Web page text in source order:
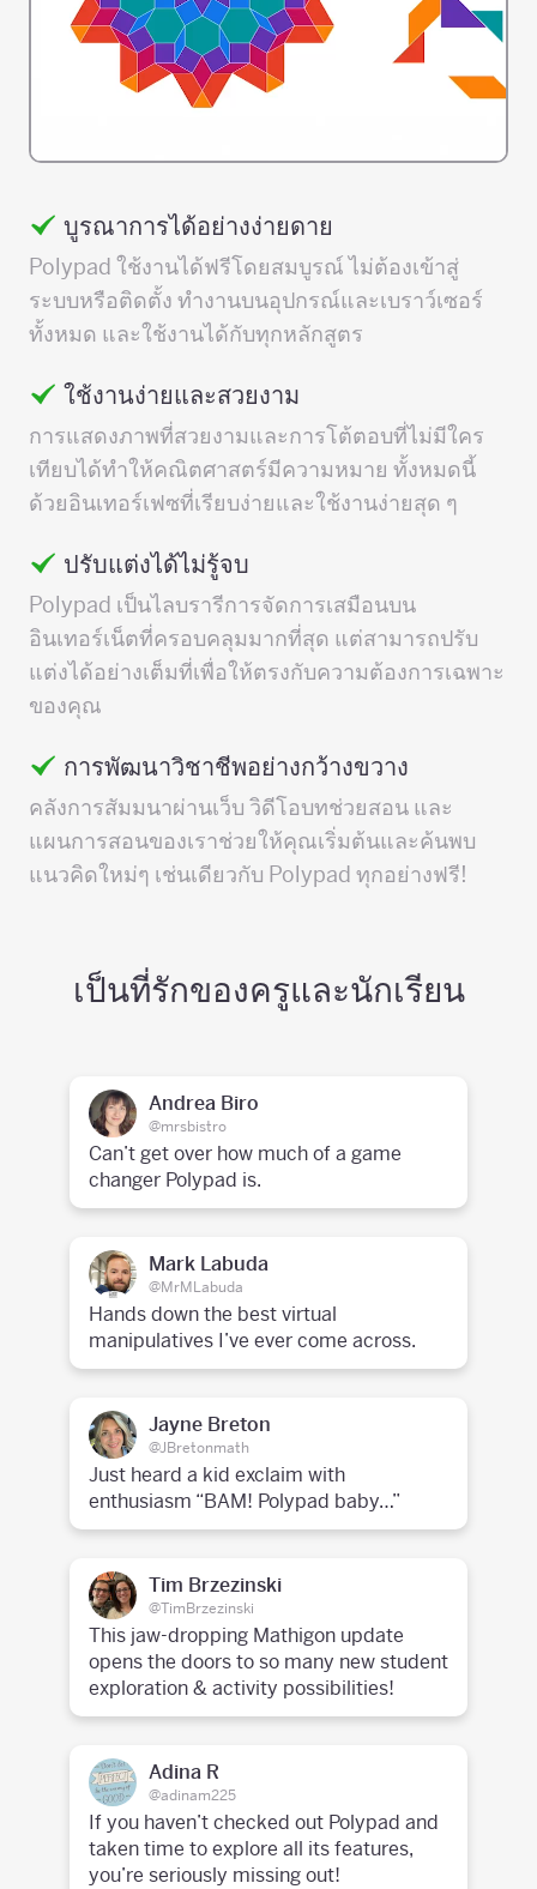
บูรณาการได้อย่างง่ายดาย
Polypad ใช้งานได้ฟรีโดยสมบูรณ์ ไม่ต้องเข้าสู่
ระบบหรือติดตั้ง ทำงานบนอุปกรณ์และเบราว์เซอร์
ทั้งหมด และใช้งานได้กับทุกหลักสูตร
ใช้งานง่ายและสวยงาม
การแสดงภาพที่สวยงามและการโต้ตอบที่ไม่มีใคร
เทียบได้ทำให้คณิตศาสตร์มีความหมาย ทั้งหมดนี้
ด้วยอินเทอร์เฟซที่เรียบง่ายและใช้งานง่ายสุด ๆ
ปรับแต่งได้ไม่รู้จบ
Polypad เป็นไลบรารีการจัดการเสมือนบน
อินเทอร์เน็ตที่ครอบคลุมมากที่สุด แต่สามารถปรับ
แต่งได้อย่างเต็มที่เพื่อให้ตรงกับความต้องการเฉพาะ
ของคุณ
การพัฒนาวิชาชีพอย่างกว้างขวาง
คลังการสัมมนาผ่านเว็บ วิดีโอบทช่วยสอน และ
แผนการสอนของเราช่วยให้คุณเริ่มต้นและค้นพบ
แนวคิดใหม่ๆ เช่นเดียวกับ Polypad ทุกอย่างฟรี!
เป็นที่รักของครูและนักเรียน
Andrea Biro
@mrsbistro
Can’t get over how much of a game
changer Polypad is.
Mark Labuda
@MrMLabuda
Hands down the best virtual
manipulatives I’ve ever come across.
Jayne Breton
@JBretonmath
Just heard a kid exclaim with
enthusiasm “BAM! Polypad baby…”
Tim Brzezinski
@TimBrzezinski
This jaw-dropping Mathigon update
opens the doors to so many new student
exploration & activity possibilities!
Adina R
@adinam225
If you haven’t checked out Polypad and
taken time to explore all its features,
you’re seriously missing out!